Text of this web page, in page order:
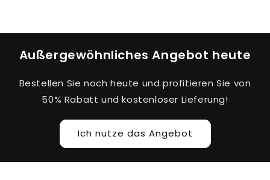
Außergewöhnliches Angebot heute
Bestellen Sie noch heute und profitieren Sie von
50% Rabatt und kostenloser Lieferung!
Ich nutze das Angebot